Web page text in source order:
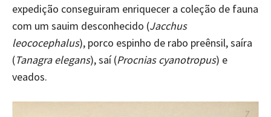
expedição conseguiram enriquecer a coleção de fauna
com um sauim desconhecido (Jacchus
leococephalus), porco espinho de rabo preênsil, saíra
(Tanagra elegans), saí (Procnias cyanotropus) e
veados.